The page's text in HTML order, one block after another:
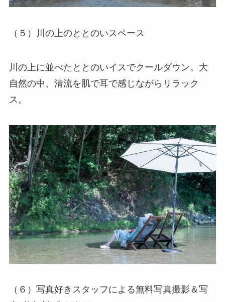
（５）川の上のととのいスペース
川の上に並べたととのいイスでクールダウン。大
自然の中、清流を肌で耳で感じながらリラック
ス。
（６）写真好きスタッフによる無料写真撮影＆写